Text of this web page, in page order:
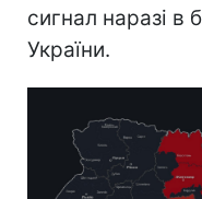
сигнал наразі в
України.